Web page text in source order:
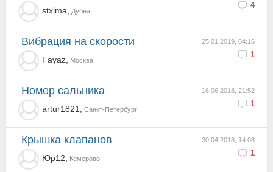
4
stxima, Дубна
25.01.2019, 04:16
1
Вибрация на скорости
Fayaz, Москва
16.06.2018, 21:52
1
Номер сальника
artur1821, Санкт-Петербург
30.04.2018, 14:08
1
Крышка клапанов
Юр12, Кемерово